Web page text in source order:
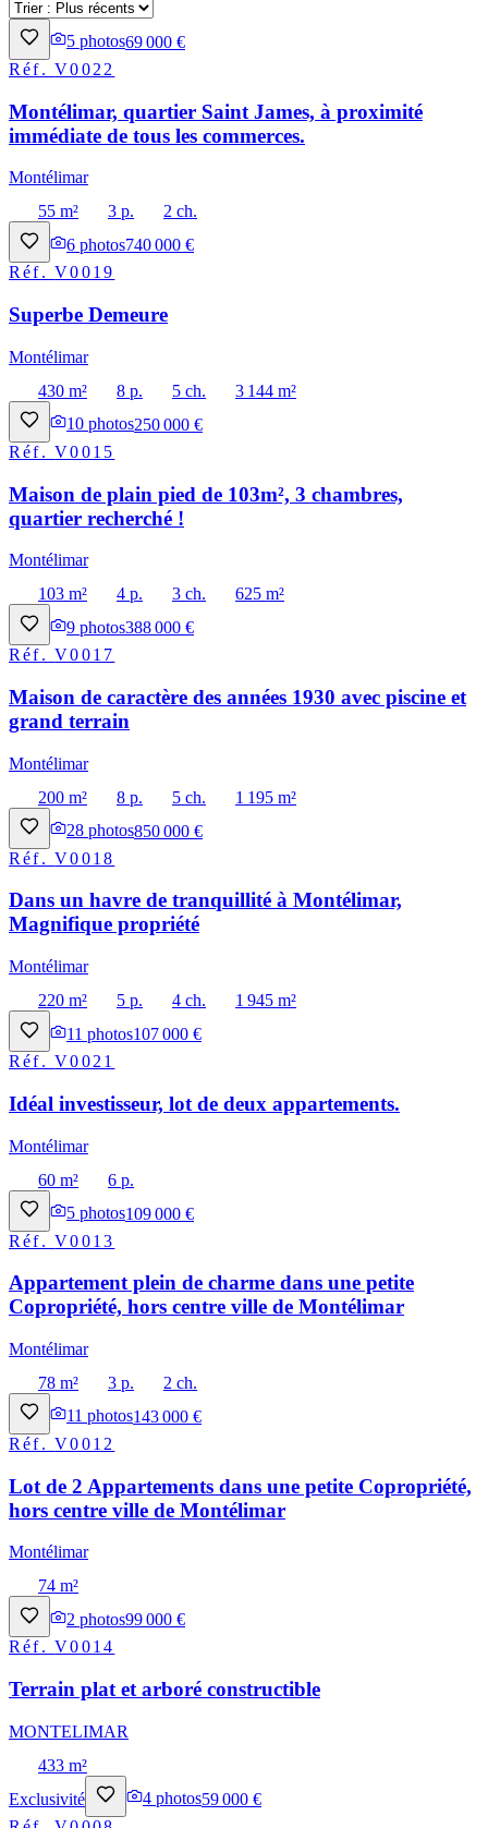
5 photos69 000 €
Réf.V0022
Montélimar, quartier Saint James, à proximité
immédiate de tous les commerces.
Montélimar
55 m²
3 p.
2 ch.
6 photos740 000 €
Réf.V0019
Superbe Demeure
Montélimar
430 m²
8 p. 5 ch.
3 144 m²
10 photos250 000 €
Réf.V0015
Maison de plain pied de 103m², 3 chambres,
quartier recherché !
Montélimar
103 m²
4 p. 3 ch.
625 m²
9 photos388 000 €
Réf.V0017
Maison de caractère des années 1930 avec piscine et
grand terrain
Montélimar
200 m²
8 p. 5 ch.
1 195 m²
28 photos850 000 €
Réf.V0018
Dans un havre de tranquillité à Montélimar,
Magnifique propriété
Montélimar
220 m²
5 p. 4 ch.
1 945 m²
11 photos107 000 €
Réf.V0021
Idéal investisseur, lot de deux appartements.
Montélimar
60 m²
6 p.
5 photos109 000 €
Réf.V0013
Appartement plein de charme dans une petite
Copropriété, hors centre ville de Montélimar
Montélimar
78 m²
3 p.
2 ch.
11 photos143 000 €
Réf.V0012
Lot de 2 Appartements dans une petite Copropriété,
hors centre ville de Montélimar
Montélimar
74 m²
2 photos99 000 €
Réf.V0014
Terrain plat et arboré constructible
MONTELIMAR
433 m²
Exclusivité
4 photos59 000 €